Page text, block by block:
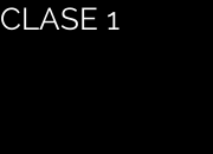
CLASE 1